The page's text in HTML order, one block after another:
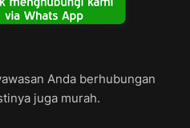
Anda berhubungan
juga murah.